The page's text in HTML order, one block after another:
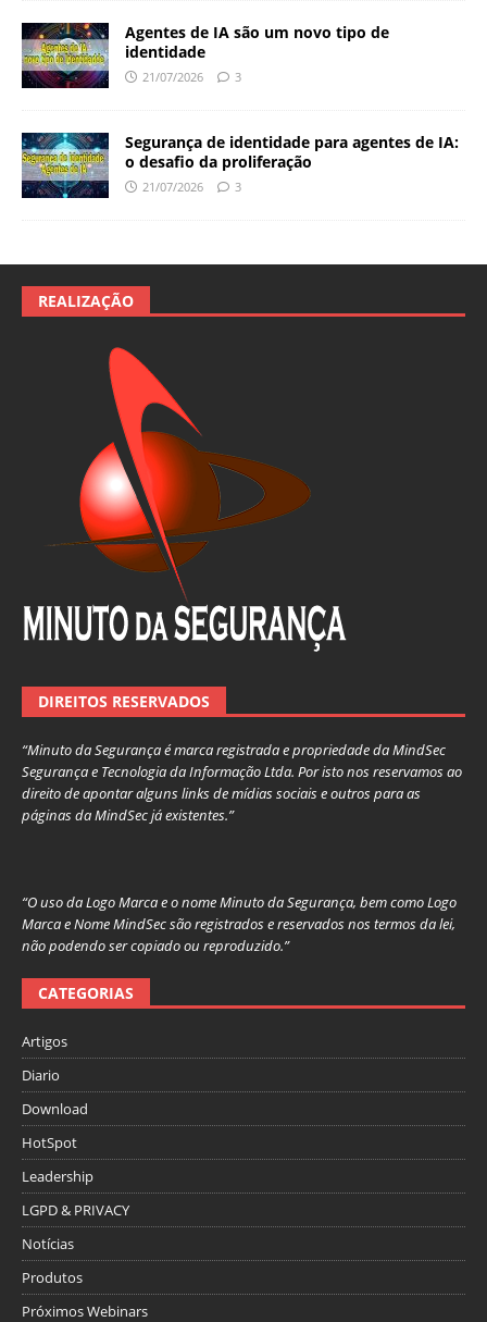
Agentes de IA são um novo tipo de
identidade
21/07/2026 3
Segurança de identidade para agentes de IA:
o desafio da proliferação
21/07/2026 3
REALIZAÇÃO
DIREITOS RESERVADOS
“Minuto da Segurança é marca registrada e propriedade da MindSec
Segurança e Tecnologia da Informação Ltda. Por isto nos reservamos ao
direito de apontar alguns links de mídias sociais e outros para as
páginas da MindSec já existentes.”
“O uso da Logo Marca e o nome Minuto da Segurança, bem como Logo
Marca e Nome MindSec são registrados e reservados nos termos da lei,
não podendo ser copiado ou reproduzido.”
CATEGORIAS
Artigos
Diario
Download
HotSpot
Leadership
LGPD & PRIVACY
Notícias
Produtos
Próximos Webinars